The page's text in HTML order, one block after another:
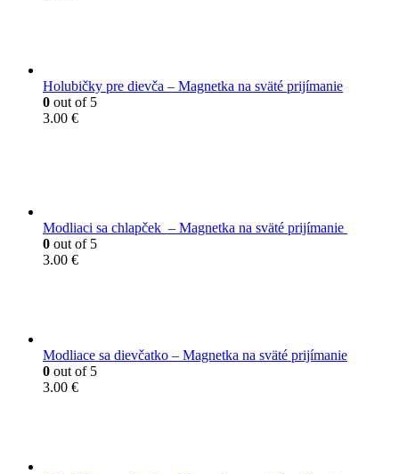
Holubičky pre dievča – Magnetka na sväté prijímanie
0 out of 5
3.00 €
Modliaci sa chlapček – Magnetka na sväté prijímanie
0 out of 5
3.00 €
Modliace sa dievčatko – Magnetka na sväté prijímanie
0 out of 5
3.00 €